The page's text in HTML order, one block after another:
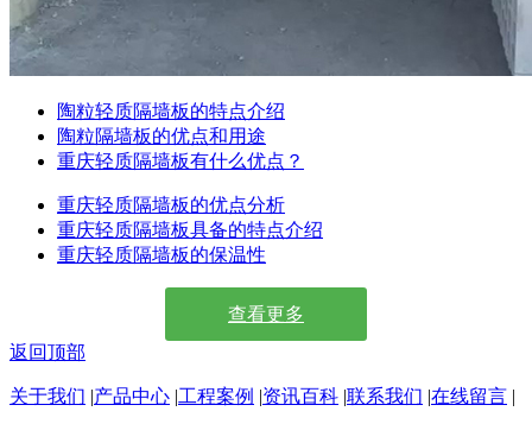
陶粒轻质隔墙板的特点介绍
陶粒隔墙板的优点和用途
重庆轻质隔墙板有什么优点？
重庆轻质隔墙板的优点分析
重庆轻质隔墙板具备的特点介绍
重庆轻质隔墙板的保温性
查看更多
返回顶部
关于我们 |产品中心 |工程案例 |资讯百科 |联系我们 |在线留言 |